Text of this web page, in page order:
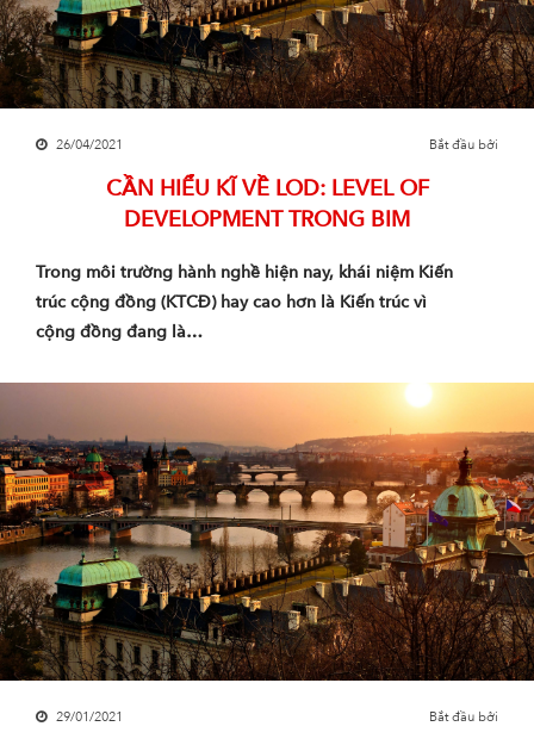
26/04/2021 Bắt đầu bởi
CẦN HIỂU KĨ VỀ LOD: LEVEL OF
DEVELOPMENT TRONG BIM
Trong môi trường hành nghề hiện nay, khái niệm Kiến
trúc cộng đồng (KTCĐ) hay cao hơn là Kiến trúc vì
cộng đồng đang là…
29/01/2021 Bắt đầu bởi